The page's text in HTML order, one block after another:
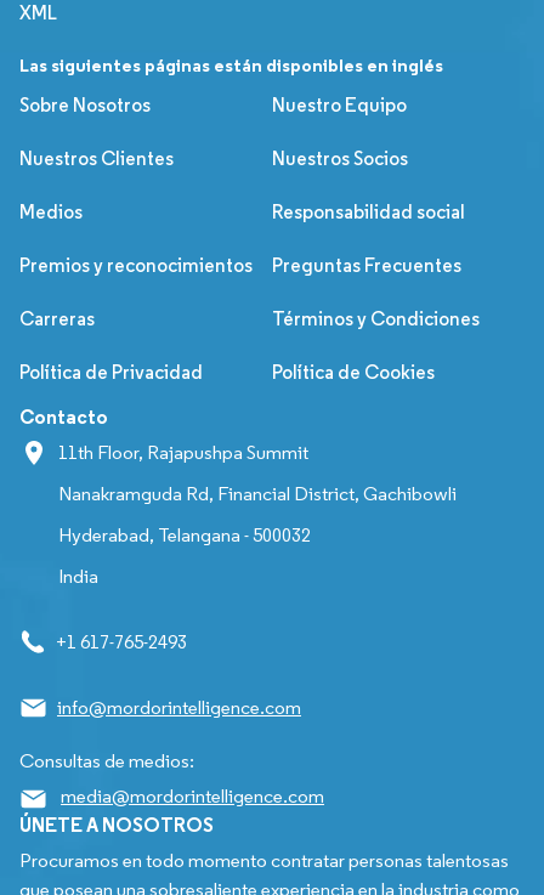
XML
Las siguientes páginas están disponibles en inglés
Sobre Nosotros
Nuestro Equipo
Nuestros Clientes Nuestros Socios
Medios Responsabilidad social
Premios y reconocimientos Preguntas Frecuentes
Carreras Términos y Condiciones
Política de Privacidad Política de Cookies
Contacto
11th Floor, Rajapushpa Summit
Nanakramguda Rd, Financial District, Gachibowli
Hyderabad, Telangana - 500032
India
+1 617-765-2493
info@mordorintelligence.com
Consultas de medios:
media@mordorintelligence.com
ÚNETE A NOSOTROS
Procuramos en todo momento contratar personas talentosas
que posean una sobresaliente experiencia en la industria como